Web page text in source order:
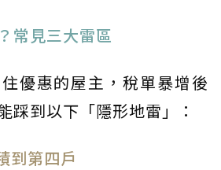
常見三大雷區
優惠的屋主，稅單暴增後
踩到以下「隱形地雷」：
到第四戶